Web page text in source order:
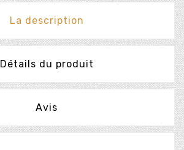
La description
Détails du produit
Avis